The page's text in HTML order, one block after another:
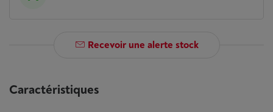
Recevoir une alerte stock
Caractéristiques